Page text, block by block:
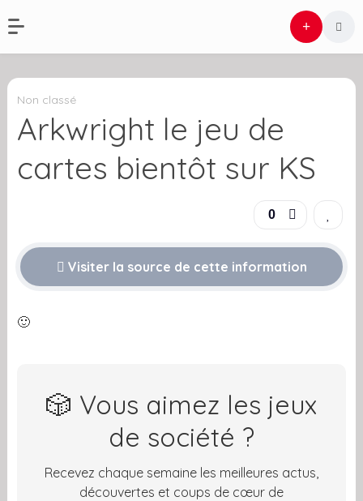
Non classé
Arkwright le jeu de
cartes bientôt sur KS
0
Visiter la source de cette information
🙂
🎲 Vous aimez les jeux
de société ?
Recevez chaque semaine les meilleures actus,
découvertes et coups de cœur de